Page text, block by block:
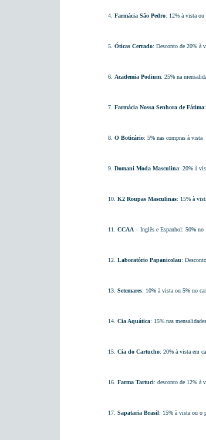
4.Farmácia São Pedro: 12% à vista ou
5.Óticas Cerrado: Desconto de 20% à
6. Academia Podium: 25% na
7.Farmácia Nossa Senhora de Fátima
8.O Boticário: 5% nas compras à vista
9.Domani Moda Masculina: 20% à
10.K2 Roupas Masculinas: 15% à
11.CCAA – Inglês e Espanhol: 50% no
12.Laboratório Papanicolau:
13.Setemares: 10% à vista ou 5% no
14.Cia Aquática: 15% nas mensalidades
15.Cia do Cartucho: 20% à vista em
16.Farma Tartuci: desconto de 12% à
17.Sapataria Brasil: 15% à vista ou o